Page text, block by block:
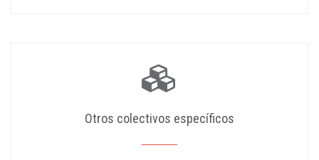
Otros colectivos específicos